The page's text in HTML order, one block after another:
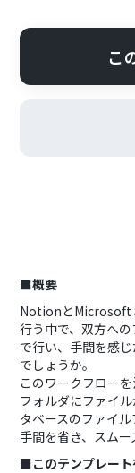
こ
■概要
NotionとMicrosoft
行う中で、双方へ
で行い、手間を感
でしょうか。
このワークフロー
フォルダにファイ
タベースのファイ
手間を省き、スムー
■このテンプレー